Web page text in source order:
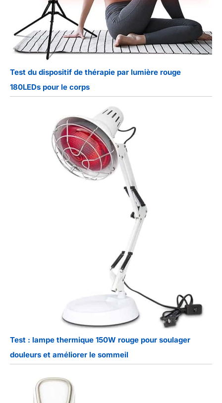
Test du dispositif de thérapie par lumière rouge
180LEDs pour le corps
Test : lampe thermique 150W rouge pour soulager
douleurs et améliorer le sommeil